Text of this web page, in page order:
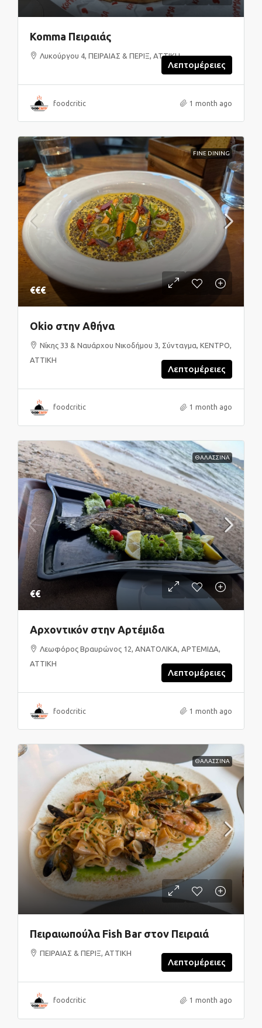
Komma Πειραιάς
Λυκούργου 4, ΠΕΙΡΑΙΑΣ & ΠΕΡΙΞ, ΑΤΤΙΚΗ
Λεπτομέρειες
foodcritic 1 month ago
FINE DINING
€€€
Okio στην Αθήνα
Νίκης 33 & Ναυάρχου Νικοδήμου 3, Σύνταγμα, ΚΕΝΤΡΟ,
ΑΤΤΙΚΗ
Λεπτομέρειες
foodcritic 1 month ago
ΘΑΛΑΣΣΙΝΑ
€€
Αρχοντικόν στην Αρτέμιδα
Λεωφόρος Βραυρώνος 12, ΑΝΑΤΟΛΙΚΑ, ΑΡΤΕΜΙΔΑ,
ΑΤΤΙΚΗ
Λεπτομέρειες
foodcritic 1 month ago
ΘΑΛΑΣΣΙΝΑ
Πειραιωπούλα Fish Bar στον Πειραιά
ΠΕΙΡΑΙΑΣ & ΠΕΡΙΞ, ΑΤΤΙΚΗ
Λεπτομέρειες
foodcritic 1 month ago